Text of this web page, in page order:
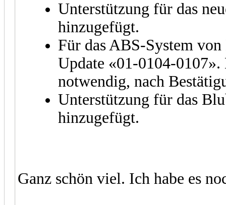
Unterstützung für das
hinzugefügt.
Für das ABS-System
Update «01-0104-
notwendig, nach
Unterstützung für das
hinzugefügt.
Ganz schön viel. Ich habe es